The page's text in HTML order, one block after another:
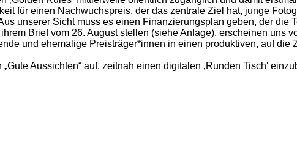
für einen Nachwuchspreis, der das zentrale Ziel hat, junge
unserer Sicht muss es einen Finanzierungsplan geben, der die
Brief vom 26. August stellen (siehe Anlage), erscheinen uns
und ehemalige Preisträger*innen in einen produktiven, auf die
Aussichten“ auf, zeitnah einen digitalen ‚Runden Tisch'